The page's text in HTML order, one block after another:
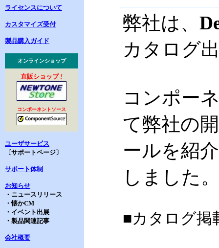
ライセンスについて
カスタマイズ受付
製品購入ガイド
オンラインショップ
直販ショップ!
コンポーネントソース
ユーザサービス
〔サポートページ〕
サポート体制
お知らせ
・ニュースリリース
・懐かCM
・イベント出展
・製品関連記事
会社概要
弊社は、
カタログ
コンポー
て弊社の
ールを紹
しました
■カタログ掲